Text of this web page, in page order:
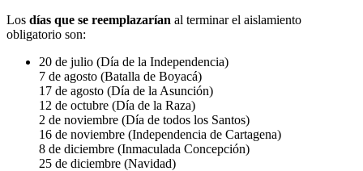
Los días que se reemplazarían al terminar el aislamiento
obligatorio son:
20 de julio (Día de la Independencia)
7 de agosto (Batalla de Boyacá)
17 de agosto (Día de la Asunción)
12 de octubre (Día de la Raza)
2 de noviembre (Día de todos los Santos)
16 de noviembre (Independencia de Cartagena)
8 de diciembre (Inmaculada Concepción)
25 de diciembre (Navidad)